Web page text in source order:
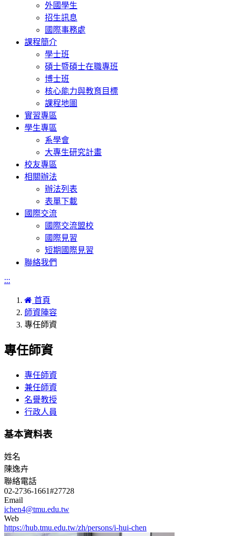
外國學生
招生訊息
國際事務處
課程簡介
學士班
碩士暨碩士在職專班
博士班
核心能力與教育目標
課程地圖
實習專區
學生專區
系學會
大專生研究計畫
校友專區
相關辦法
辦法列表
表單下載
國際交流
國際交流盟校
國際見習
短期國際見習
聯絡我們
:::
首頁
師資陣容
專任師資
專任師資
專任師資
兼任師資
名譽教授
行政人員
基本資料表
姓名
陳逸卉
聯絡電話
02-2736-1661#27728
Email
ichen4@tmu.edu.tw
Web
https://hub.tmu.edu.tw/zh/persons/i-hui-chen